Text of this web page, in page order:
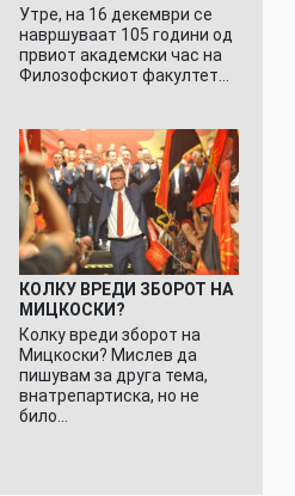
Утре, на 16 декември се
навршуваат 105 години од
првиот академски час на
Филозофскиот факултет…
КОЛКУ ВРЕДИ ЗБОРОТ НА
МИЦКОСКИ?
Колку вреди зборот на
Мицкоски? Мислев да
пишувам за друга тема,
внатрепартиска, но не
било…